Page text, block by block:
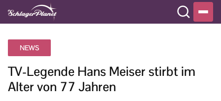
NEWS
TV-Legende Hans Meiser stirbt im
Alter von 77 Jahren